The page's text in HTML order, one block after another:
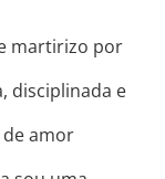
martirizo por
disciplinada e
de amor